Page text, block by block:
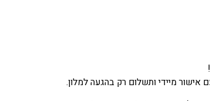
מיידי ותשלום רק בהגעה למלון.